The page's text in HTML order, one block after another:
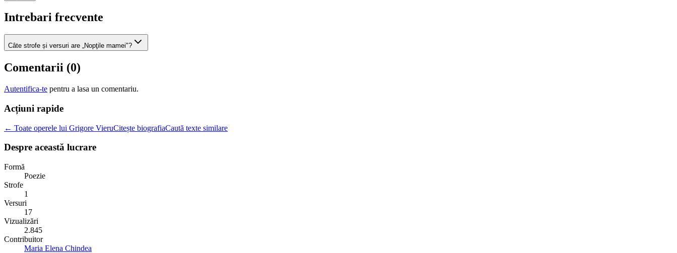
Intrebari frecvente
Câte strofe și versuri are „Nopţile mamei"?
Comentarii (0)
Autentifica-te pentru a lasa un comentariu.
Acțiuni rapide
← Toate operele lui Grigore VieruCitește biografiaCaută texte similare
Despre această lucrare
Formă
Poezie
Strofe
1
Versuri
17
Vizualizări
2.845
Contribuitor
Maria Elena Chindea